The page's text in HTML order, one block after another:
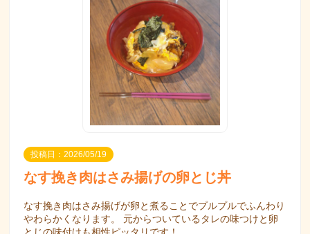
投稿日：2026/05/19
なす挽き肉はさみ揚げの卵とじ丼
なす挽き肉はさみ揚げが卵と煮ることでプルプルでふんわり
やわらかくなります。 元からついているタレの味つけと卵
とじの味付けも相性ピッタリです！